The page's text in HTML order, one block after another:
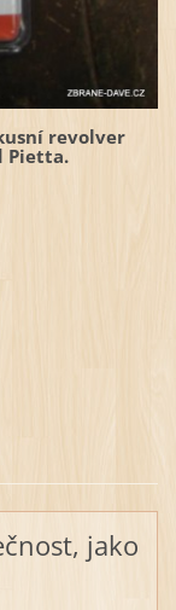
revolver
Pietta.
jako